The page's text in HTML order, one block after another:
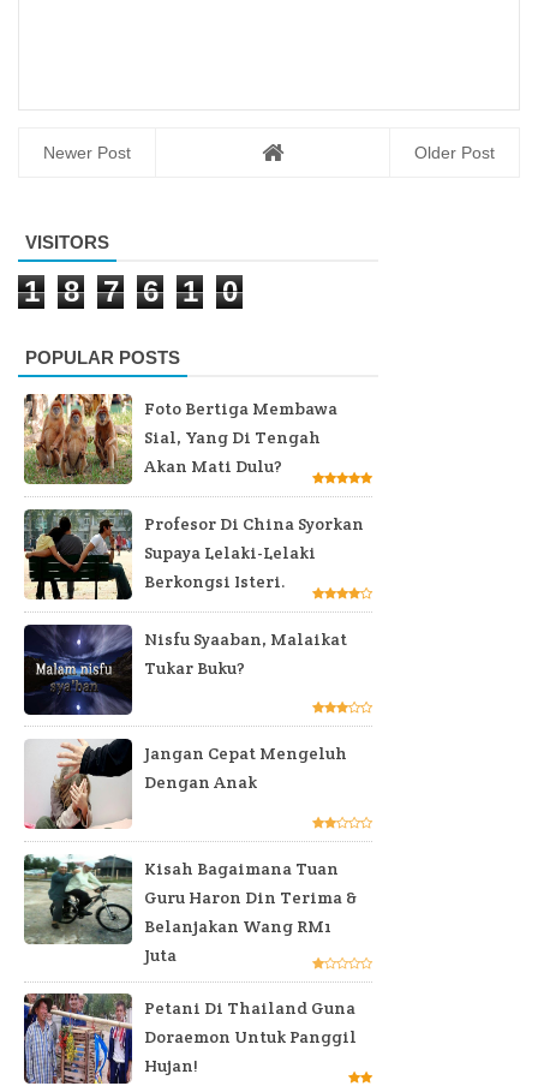
Newer Post Older Post
VISITORS
1 8 7 6 1 0
POPULAR POSTS
Foto Bertiga Membawa
Sial, Yang Di Tengah
Akan Mati Dulu?
Profesor Di China Syorkan
Supaya Lelaki-Lelaki
Berkongsi Isteri.
Nisfu Syaaban, Malaikat
Tukar Buku?
Jangan Cepat Mengeluh
Dengan Anak
Kisah Bagaimana Tuan
Guru Haron Din Terima &
Belanjakan Wang RM1
Juta
Petani Di Thailand Guna
Doraemon Untuk Panggil
Hujan!